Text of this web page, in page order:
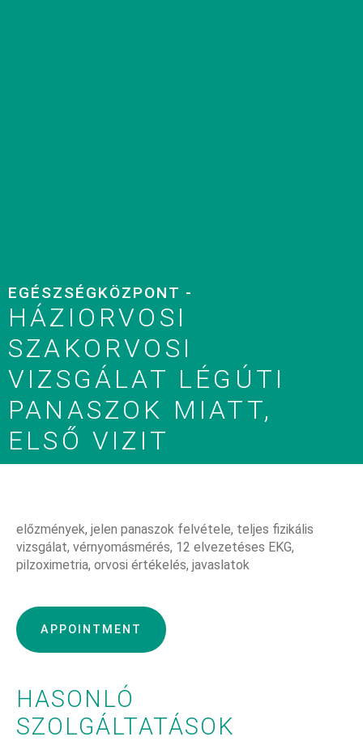
EGÉSZSÉGKÖZPONT -
HÁZIORVOSI
SZAKORVOSI
VIZSGÁLAT LÉGÚTI
PANASZOK MIATT,
ELSŐ VIZIT
előzmények, jelen panaszok felvétele, teljes fizikális
vizsgálat, vérnyomásmérés, 12 elvezetéses EKG,
pilzoximetria, orvosi értékelés, javaslatok
APPOINTMENT
HASONLÓ
SZOLGÁLTATÁSOK